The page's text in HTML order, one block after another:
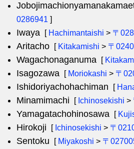
0286941 ]
Iwaya [ Hachimantaishi > 〒
Aritacho [ Kitakamishi > 〒
Wagachonaganuma [
Isagozawa [ Moriokashi > 〒
Ishidoriyachohachiman [
Minamimachi [ Ichinosekishi >
Yamagatachohinosawa [
Hirokoji [ Ichinosekishi > 〒
Sentoku [ Miyakoshi > 〒